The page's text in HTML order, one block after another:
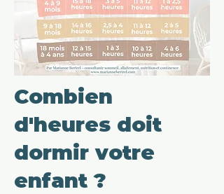
Combien
d'heures doit
dormir votre
enfant ?